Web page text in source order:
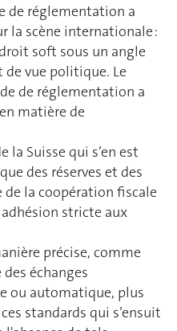
de réglementation a
la scène internationale :
soft sous un angle
de vue politique. Le
de réglementation a
matière de
la Suisse qui s’en est
des réserves et des
la coopération fiscale
stricte aux
précise, comme
échanges
ou automatique, plus
standards qui s’ensuit